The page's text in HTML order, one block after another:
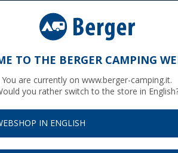
Accessori per finestre
TO THE BERGER CAMPING
You are currently on www.berger-camping.it.
you rather switch to the store in
IN ENGLISH